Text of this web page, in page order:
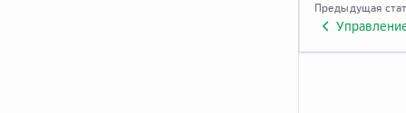
Предыдущая